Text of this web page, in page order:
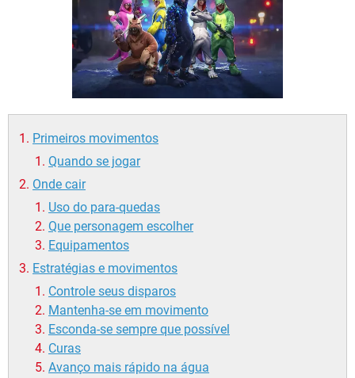
Primeiros movimentos
Quando se jogar
Onde cair
Uso do para-quedas
Que personagem escolher
Equipamentos
Estratégias e movimentos
Controle seus disparos
Mantenha-se em movimento
Esconda-se sempre que possível
Curas
Avanço mais rápido na água